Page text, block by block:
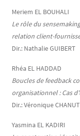
Meriem EL BOUHALI
Le rôle du
relation client-
Dir.: Nathalie GUIBERT
Rhéa EL HADDAD
Boucles de feedback
organisationnel : Cas
Dir.: Véronique CHANUT
Yasmina EL KADIRI